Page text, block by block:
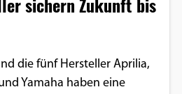
die fünf Hersteller Aprilia,
Yamaha haben eine